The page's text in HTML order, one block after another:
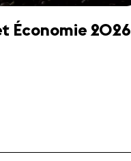
Économie 2026